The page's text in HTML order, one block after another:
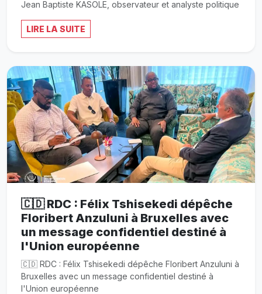
Jean Baptiste KASOLE, observateur et analyste politique
LIRE LA SUITE
🇨🇩 RDC : Félix Tshisekedi dépêche
Floribert Anzuluni à Bruxelles avec
un message confidentiel destiné à
l'Union européenne
🇨🇩 RDC : Félix Tshisekedi dépêche Floribert Anzuluni à
Bruxelles avec un message confidentiel destiné à
l'Union européenne